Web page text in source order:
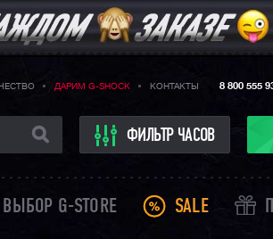
ДАРИМ G-SHOCK КОНТАКТЫ 8 800 555
ФИЛЬТР ЧАСОВ
ВЫБОР G-STORE SALE